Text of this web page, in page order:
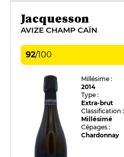
Jacquesson
AVIZE CHAMP CAÏN
92/100
Millésime :
2014
Type :
Extra-brut
Classification :
Millésimé
Cépages :
Chardonnay